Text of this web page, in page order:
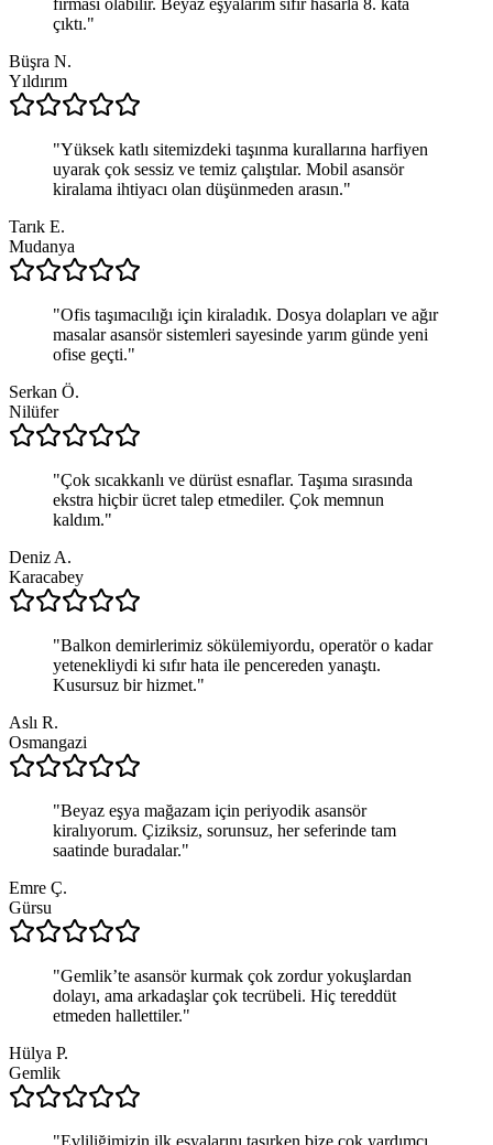
çıktı."
Büşra N.
Yıldırım
"Yüksek katlı sitemizdeki taşınma kurallarına harfiyen
uyarak çok sessiz ve temiz çalıştılar. Mobil asansör
kiralama ihtiyacı olan düşünmeden arasın."
Tarık E.
Mudanya
"Ofis taşımacılığı için kiraladık. Dosya dolapları ve ağır
masalar asansör sistemleri sayesinde yarım günde yeni
ofise geçti."
Serkan Ö.
Nilüfer
"Çok sıcakkanlı ve dürüst esnaflar. Taşıma sırasında
ekstra hiçbir ücret talep etmediler. Çok memnun
kaldım."
Deniz A.
Karacabey
"Balkon demirlerimiz sökülemiyordu, operatör o kadar
yetenekliydi ki sıfır hata ile pencereden yanaştı.
Kusursuz bir hizmet."
Aslı R.
Osmangazi
"Beyaz eşya mağazam için periyodik asansör
kiralıyorum. Çiziksiz, sorunsuz, her seferinde tam
saatinde buradalar."
Emre Ç.
Gürsu
"Gemlik’te asansör kurmak çok zordur yokuşlardan
dolayı, ama arkadaşlar çok tecrübeli. Hiç tereddüt
etmeden hallettiler."
Hülya P.
Gemlik
"Evliliğimizin ilk eşyalarını taşırken bize çok yardımcı